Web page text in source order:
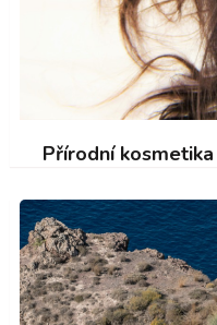
Přírodní kosmetika